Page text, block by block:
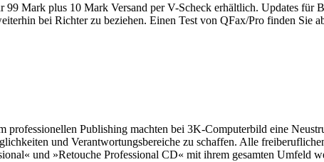
Mark plus 10 Mark Versand per V-Scheck erhältlich. Updates für
bei Richter zu beziehen. Einen Test von QFax/Pro finden Sie
Publishing machten bei 3K-Computerbild eine
und Verantwortungsbereiche zu schaffen. Alle
und »Retouche Professional CD« mit ihrem gesamten Umfeld